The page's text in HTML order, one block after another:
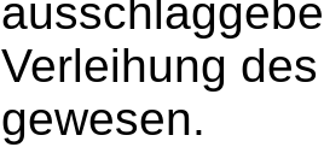
Verleihung
gewesen.